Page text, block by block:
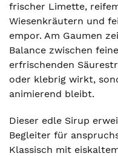
frischer Limette,
Wiesenkräutern und
empor. Am Gaumen
Balance zwischen
erfrischenden
oder klebrig wirkt,
animierend bleibt.
Dieser edle Sirup
Begleiter für
Klassisch mit